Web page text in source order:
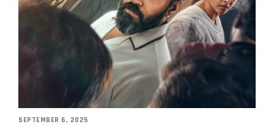
SEPTEMBER 6, 2025